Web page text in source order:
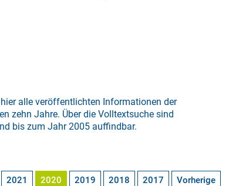
alle veröffentlichten Informationen der
zehn Jahre. Über die Volltextsuche sind
bis zum Jahr 2005 auffindbar.
2021 2020 2019 2018 2017 Vorherige